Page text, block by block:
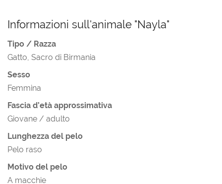
Informazioni sull'animale "Nayla"
Tipo / Razza
Gatto, Sacro di Birmania
Sesso
Femmina
Fascia d’età approssimativa
Giovane / adulto
Lunghezza del pelo
Pelo raso
Motivo del pelo
A macchie